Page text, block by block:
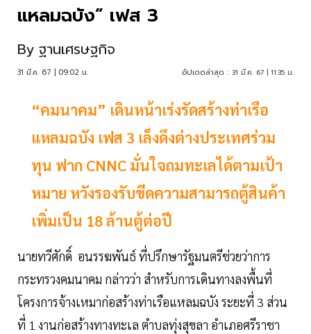
แหลมฉบัง” เฟส 3
By ฐานเศรษฐกิจ
31 มี.ค. 67 | 09:02 น. อัปเดตล่าสุด : 31 มี.ค. 67 | 11:35 น.
“คมนาคม” เดินหน้าเร่งรัดสร้างท่าเรือ
แหลมฉบัง เฟส 3 เล็งดึงต่างประเทศร่วม
ทุน ฟาก CNNC มั่นใจถมทะเลได้ตามเป้า
หมาย หวังรองรับขีดความสามารถตู้สินค้า
เพิ่มเป็น 18 ล้านตู้ต่อปี
นายทวีศักดิ์ อนรรฆพันธ์ ที่ปรึกษารัฐมนตรีช่วยว่าการ
กระทรวงคมนาคม กล่าวว่า สำหรับการเดินทางลงพื้นที่
โครงการจ้างเหมาก่อสร้างท่าเรือแหลมฉบัง ระยะที่ 3 ส่วน
ที่ 1 งานก่อสร้างทางทะเล ตำบลทุ่งสุขลา อำเภอศรีราชา